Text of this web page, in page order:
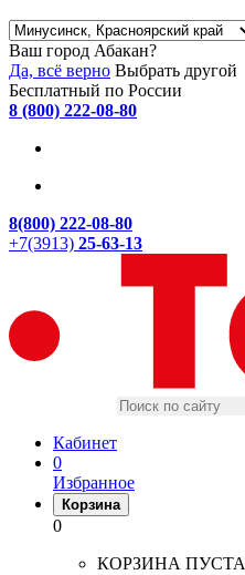
Ваш город Абакан?
Да, всё верно Выбрать другой
Бесплатный по России
8 (800) 222-08-80
8(800) 222-08-80
+7(3913) 25-63-13
Кабинет
0
Избранное
Корзина
0
КОРЗИНА ПУСТА